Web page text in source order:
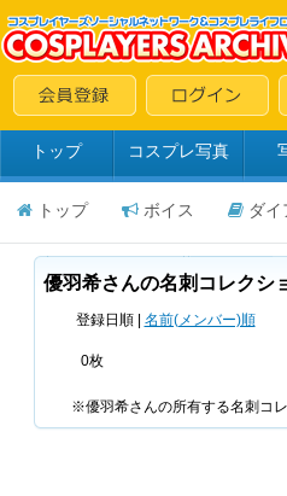
トップ コスプレ写真
トップ ボイス ダイ
優羽希さんの名刺コレクシ
登録日順 | 名前(メンバー)順
0枚
※優羽希さんの所有する名刺コ